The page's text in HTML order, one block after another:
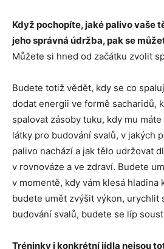
Když pochopíte, jaké palivo vaše
jeho správná údržba, pak se
Můžete si hned od začátku zvolit
Budete totiž vědět, kdy se co
dodat energii ve formě sacharidů,
spalovat zásoby tuku, kdy mu
látky pro budování svalů, v jakých
palivo nachází a jak tělo udržovat
v rovnováze a ve zdraví. Budete
v momentě, kdy vám klesá hladina
budete umět zvýšit výkon, urychlit
budování svalů, budete se líp
Tréninky i konkrétní jídla nejsou